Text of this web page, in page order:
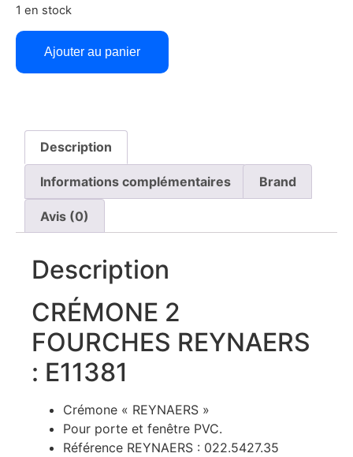
1 en stock
Ajouter au panier
Description
Informations complémentaires Brand
Avis (0)
Description
CRÉMONE 2
FOURCHES REYNAERS
: E11381
Crémone « REYNAERS »
Pour porte et fenêtre PVC.
Référence REYNAERS : 022.5427.35